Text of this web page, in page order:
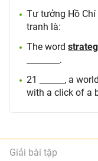
Tư tưởng Hồ
tranh là:
The word
________.
21 ______, a
with a click of a
Giải bài tập